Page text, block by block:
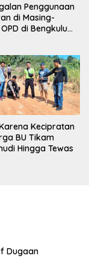
Penggunaan
di Masing-
di Bengkulu
Kecipratan
BU Tikam
Hingga Tewas
Dugaan